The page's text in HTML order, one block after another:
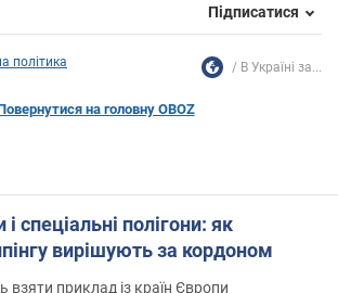
Підписатися
політика В Україні за...
на головну OBOZ
спеціальні полігони: як
вирішують за кордоном
взяти приклад із країн Європи